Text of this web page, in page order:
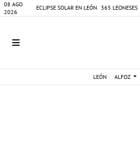
08 AGO
2026
ECLIPSE SOLAR EN LEÓN 365 LEONESES
LEÓN ALFOZ